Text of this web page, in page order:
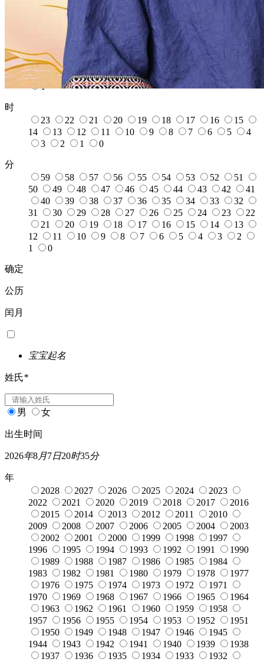
12
11 7
31
30 29 28 27 25 24
22
21 20 18 17
12
11 10 9 8 7 4
1
时
23
22 21 20 19 18 17 16
15
14
13 12 11 10 9 8 7 6 5
4
3
2 1 0
分
59
58 57 56 55 54 53 52
51
50
49 48 47 46 45 44 43 42
41
40
39 38 37 36 35 34 33
32
31
30 29 28 27 26 25 24 23
22
21
20 19 18 17 16 15 14
13
12
11 10 9 8 7 6 5 4 3
2
1
0
确定
公历
闰月
宝宝起名
姓氏*
男 女
出生时间
2026年8月7日20时35分
年
2028
2027 2026 2025 2024
2023
2022
2021 2020 2019 2018 2017
2016
2015
2014 2013 2012 2011
2010
2009
2008 2007 2006 2005 2004
2003
2002
2001 2000 1999 1998
1997
1996
1995 1994 1993 1992 1991
1990
1989
1988 1987 1986 1985
1984
1983
1982 1981 1980 1979 1978
1977
1976
1975 1974 1973 1972
1971
1970
1969 1968 1967 1966 1965
1964
1963
1962 1961 1960 1959
1958
1957
1956 1955 1954 1953 1952
1951
1950
1949 1948 1947 1946
1945
1944
1943 1942 1941 1940 1939
1938
1937
1936 1935 1934 1933
1932